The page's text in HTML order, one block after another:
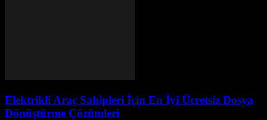
Elektrikli Araç Sahipleri İçin En İyi Ücretsiz Dosya
Dönüştürme Çözümleri